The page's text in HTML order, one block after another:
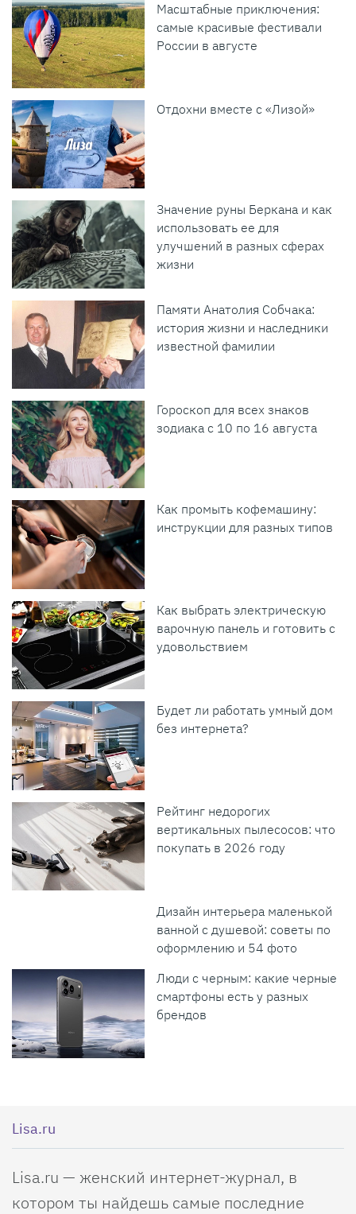
Масштабные приключения:
самые красивые фестивали
России в августе
Отдохни вместе с «Лизой»
Значение руны Беркана и как
использовать ее для
улучшений в разных сферах
жизни
Памяти Анатолия Собчака:
история жизни и наследники
известной фамилии
Гороскоп для всех знаков
зодиака с 10 по 16 августа
Как промыть кофемашину:
инструкции для разных типов
Как выбрать электрическую
варочную панель и готовить с
удовольствием
Будет ли работать умный дом
без интернета?
Рейтинг недорогих
вертикальных пылесосов: что
покупать в 2026 году
Дизайн интерьера маленькой
ванной с душевой: советы по
оформлению и 54 фото
Люди с черным: какие черные
смартфоны есть у разных
брендов
Lisa.ru
Lisa.ru — женский интернет-журнал, в
котором ты найдешь самые последние